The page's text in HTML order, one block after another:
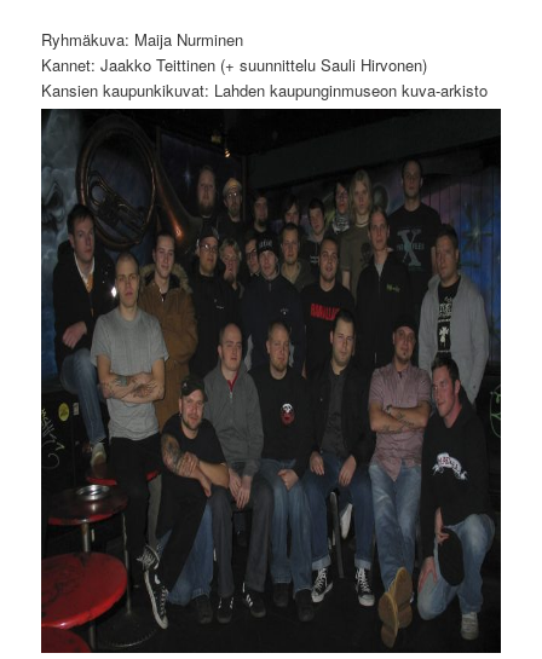
Ryhmäkuva: Maija Nurminen
Kannet: Jaakko Teittinen (+ suunnittelu Sauli Hirvonen)
Kansien kaupunkikuvat: Lahden kaupunginmuseon kuva-arkisto